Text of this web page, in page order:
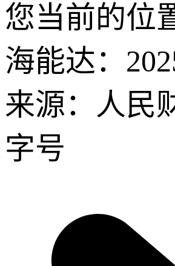
您当前的位
海能达：
来源：人民
字号